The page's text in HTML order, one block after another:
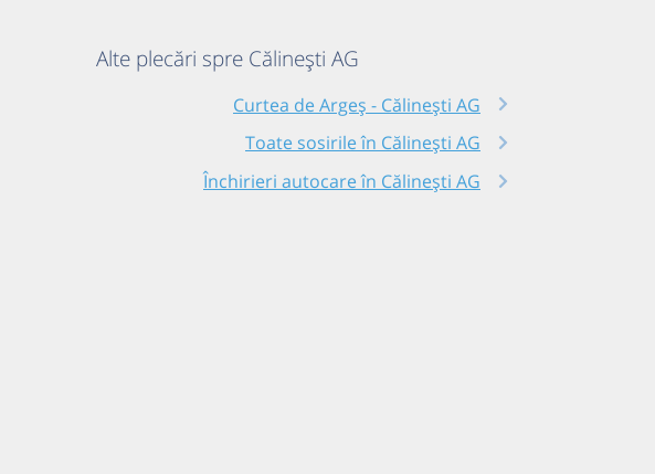
Alte plecări spre Călinești AG
Curtea de Argeș - Călinești AG
Toate sosirile în Călinești AG
Închirieri autocare în Călinești AG